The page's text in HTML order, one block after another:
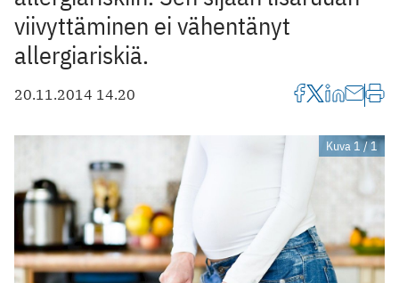
viivyttäminen ei vähentänyt
allergiariskiä.
20.11.2014 14.20
Kuva 1 / 1